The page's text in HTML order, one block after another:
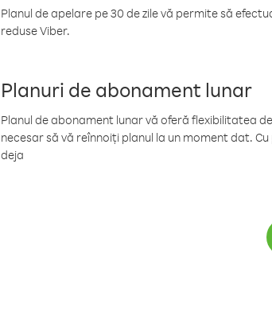
Planul de apelare pe 30 de zile vă permite să
reduse Viber.
Planuri de abonament lunar
Planul de abonament lunar vă oferă flexibilitatea
necesar să vă reînnoiți planul la un moment dat.
deja